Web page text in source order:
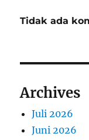
Tidak ada
Archives
Juli 2026
Juni 2026